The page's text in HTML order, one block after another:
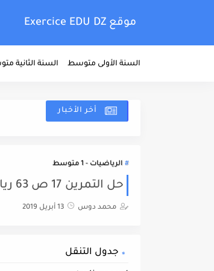
موقع Exercice EDU DZ
السنة الأولى متوسط السنة الثانية
أخر الأخبار
الرياضيات - 1 متوسط
حل التمرين 17 ص 63 رياضيات سنة الاولى متوسط
محمد دوس 13 أبريل 2019
جدول التنقل